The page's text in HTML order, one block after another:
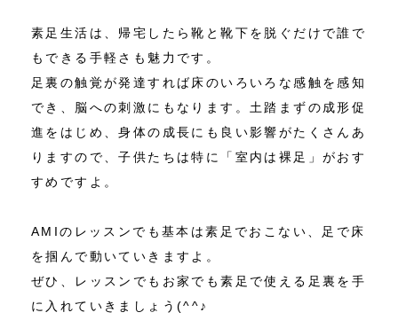
素足生活は、帰宅したら靴と靴下を脱ぐだけで誰で
もできる手軽さも魅力です。
足裏の触覚が発達すれば床のいろいろな感触を感知
でき、脳への刺激にもなります。土踏まずの成形促
進をはじめ、身体の成長にも良い影響がたくさんあ
りますので、子供たちは特に「室内は裸足」がおす
すめですよ。
AMIのレッスンでも基本は素足でおこない、足で床
を掴んで動いていきますよ。
ぜひ、レッスンでもお家でも素足で使える足裏を手
に入れていきましょう(^^♪